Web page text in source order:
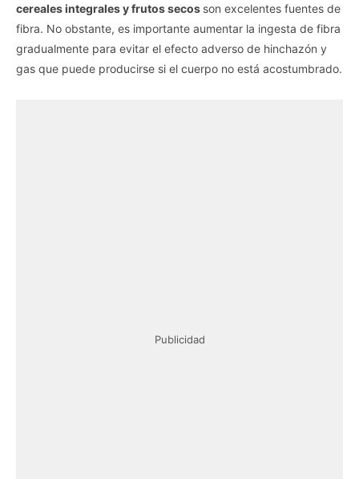
cereales integrales y frutos secos son excelentes fuentes de
fibra. No obstante, es importante aumentar la ingesta de fibra
gradualmente para evitar el efecto adverso de hinchazón y
gas que puede producirse si el cuerpo no está acostumbrado.
Publicidad